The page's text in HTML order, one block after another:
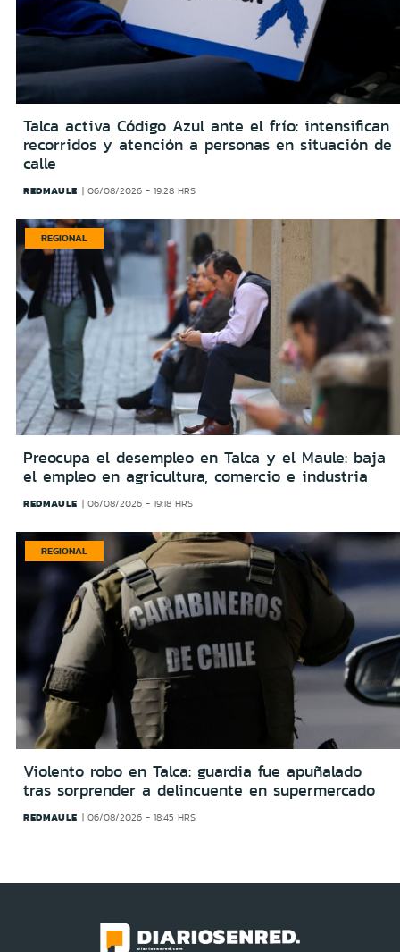
Talca activa Código Azul ante el frío: intensifican
recorridos y atención a personas en situación de
calle
REDMAULE 06/08/2026 - 19:28 HRS
REGIONAL
Preocupa el desempleo en Talca y el Maule: baja
el empleo en agricultura, comercio e industria
REDMAULE 06/08/2026 - 19:18 HRS
REGIONAL
Violento robo en Talca: guardia fue apuñalado
tras sorprender a delincuente en supermercado
REDMAULE 06/08/2026 - 18:45 HRS